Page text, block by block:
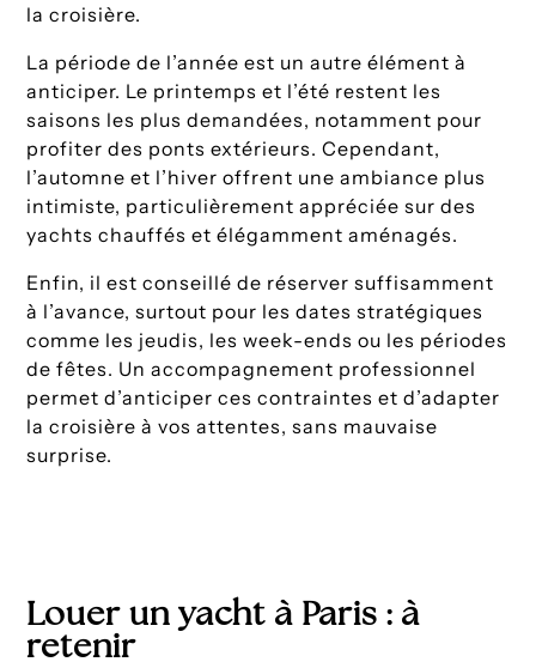
la croisière.
La période de l’année est un autre élément à
anticiper. Le printemps et l’été restent les
saisons les plus demandées, notamment pour
profiter des ponts extérieurs. Cependant,
l’automne et l’hiver offrent une ambiance plus
intimiste, particulièrement appréciée sur des
yachts chauffés et élégamment aménagés.
Enfin, il est conseillé de réserver suffisamment
à l’avance, surtout pour les dates stratégiques
comme les jeudis, les week-ends ou les périodes
de fêtes. Un accompagnement professionnel
permet d’anticiper ces contraintes et d’adapter
la croisière à vos attentes, sans mauvaise
surprise.
Louer un yacht à Paris : à
retenir